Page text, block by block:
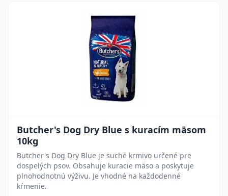
Butcher's Dog Dry Blue s kuracím mäsom
10kg
Butcher's Dog Dry Blue je suché krmivo určené pre
dospelých psov. Obsahuje kuracie mäso a poskytuje
plnohodnotnú výživu. Je vhodné na každodenné
kŕmenie.